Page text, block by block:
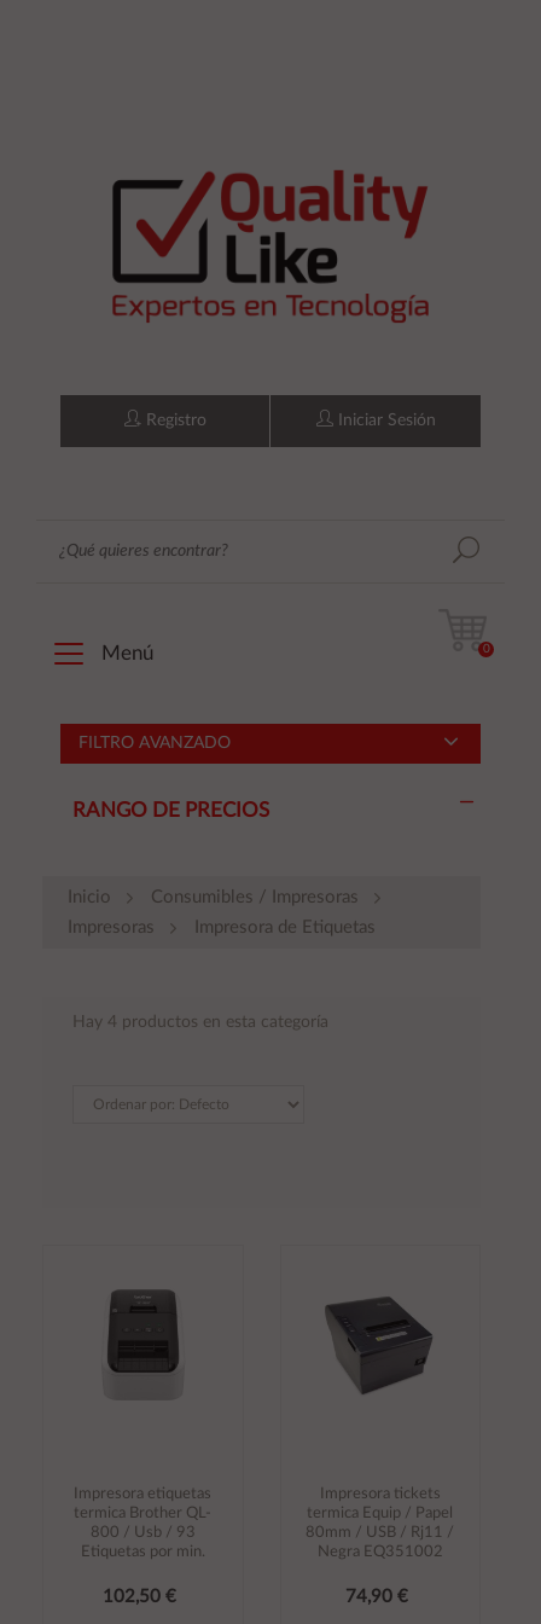
Registro Iniciar Sesión
Menú 0
FILTRO AVANZADO
RANGO DE PRECIOS
Inicio
Consumibles / Impresoras
Impresoras
Impresora de Etiquetas
Hay 4 productos en esta categoría
Impresora etiquetas
termica Brother QL-
800 / Usb / 93
Etiquetas por min.
102,50 €
Impresora tickets
termica Equip / Papel
80mm / USB / Rj11 /
Negra EQ351002
74,90 €